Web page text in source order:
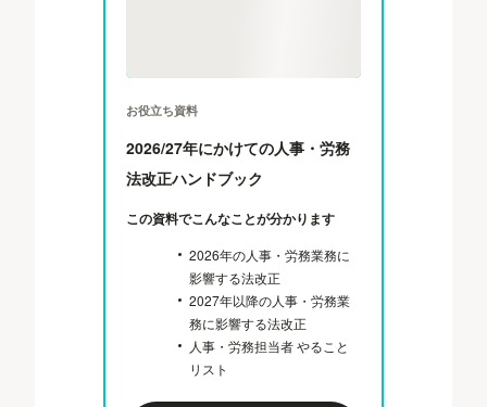
お役立ち資料
2026/27年にかけての人事・労務
法改正ハンドブック
この資料でこんなことが分かります
2026年の人事・労務業務に
影響する法改正
2027年以降の人事・労務業
務に影響する法改正
人事・労務担当者 やること
リスト